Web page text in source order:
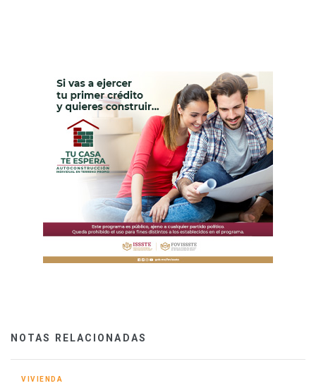
NOTAS RELACIONADAS
VIVIENDA